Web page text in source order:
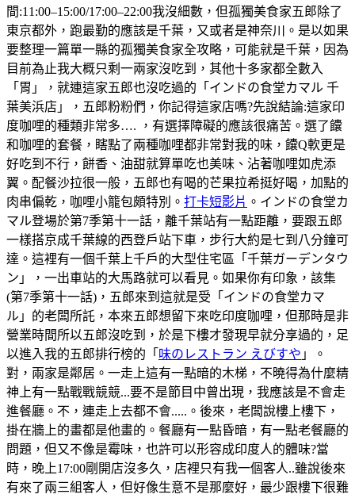
間:11:00–15:00/17:00–22:00我沒細數，但孤獨美食家五郎除了
東京都外，跑最勤的應該是千葉，又或者是神奈川。是以如果
要整理一篇單一縣的孤獨美食家全攻略，可能就是千葉，因為
目前為止我大概只剩一兩家沒吃到，其他十多家都全數入
「胃」，就連這家五郎也沒吃過的「インドの食堂カマル 千
葉美浜店」，五郎粉粉們，你記得這家店嗎?先說結論:這家印
度咖哩的種類非常多…. ，有選擇障礙的應該很痛苦。選了饢
和咖哩的套餐，瞎點了兩種咖哩都非常對我的味，饢Q軟更是
好吃到不行，餅香、油甜就算單吃也美味、沾著咖哩如虎添
翼。配餐沙拉很一般，五郎也有喝的芒果拉希挺好喝，加點的
肉串偏乾，咖哩小籠包頗特別。 打卡短影片 。インドの食堂カ
マル登場於第7季第十一話，離千葉站有一點距離，要跟五郎
一樣搭京成千葉線的西登戶站下車，步行大約是七到八分鐘可
達。這裡有一個千葉上千戶的大型住宅區「千葉ガーデンタウ
ン」，一出車站的大馬路就可以看見。如果你有印象，該集
(第7季第十一話)，五郎來到這就是受「インドの食堂カマ
ル」的老闆所託，本來五郎想留下來吃印度咖哩，但那時是非
營業時間所以五郎沒吃到，於是下樓才發現早就分享過的，足
以進入我的五郎排行榜的「 味のレストラン えびすや 」。
對，兩家是鄰居。一走上這有一點暗的木梯，不曉得為什麼精
神上有一點戰戰競競...要不是節目中曾出現，我應該是不會走
進餐廳。不，連走上去都不會.....。後來，老闆說樓上樓下，
掛在牆上的畫都是他畫的。餐廳有一點昏暗，有一點老餐廳的
問題，但又不像是霉味，也許可以形容成印度人的體味?當
時，晚上17:00剛開店沒多久，店裡只有我一個客人..雖說後來
有來了兩三組客人，但好像生意不是那麼好，最少跟樓下很難